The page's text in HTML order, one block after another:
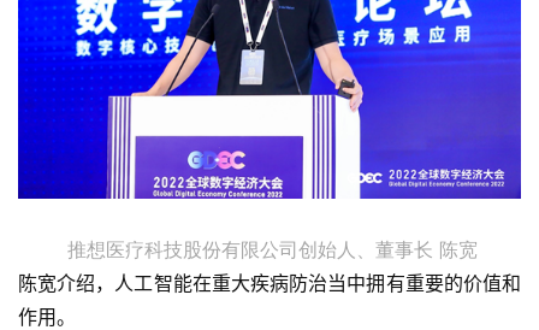
推想医疗科技股份有限公司创始人、董事长 陈宽
陈宽介绍，人工智能在重大疾病防治当中拥有重要的价值和
作用。